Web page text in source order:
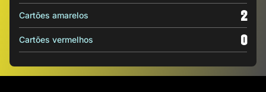
2
Cartões amarelos
0
Cartões vermelhos